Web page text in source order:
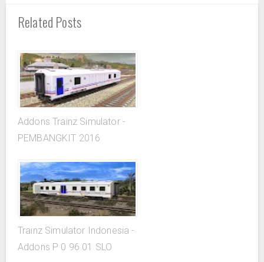
Related Posts
Addons Trainz Simulator -
PEMBANGKIT 2016
Trainz Simulator Indonesia -
Addons P 0 96 01 SLO